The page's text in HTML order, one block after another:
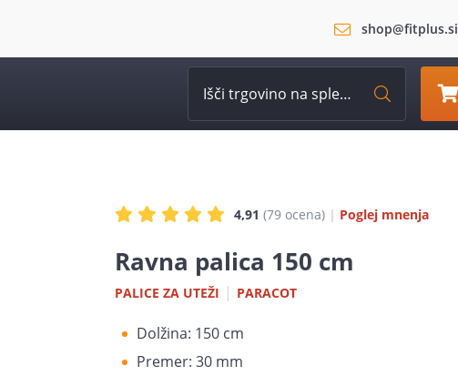
shop@fitplus.si
4,91 (79 ocena) | Poglej mnenja
Ravna palica 150 cm
PALICE ZA UTEŽI | PARACOT
Dolžina: 150 cm
Premer: 30 mm